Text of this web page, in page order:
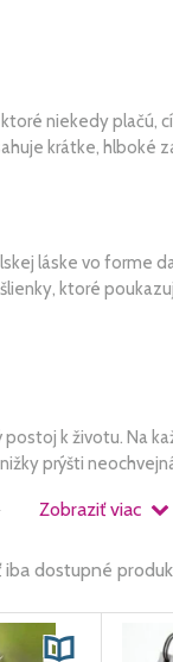
niekedy plačú,
krátke, hlboké
láske vo forme
ktoré
k životu. Na
prýšti
Zobraziť viac
iba dostupné